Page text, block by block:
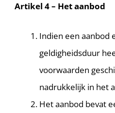
Artikel 4 – Het aanbod
Indien een aanbod
geldigheidsduur
voorwaarden
nadrukkelijk in het
Het aanbod bevat